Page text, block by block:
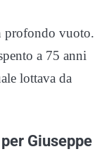
profondo vuoto.
a 75 anni
lottava da
Giuseppe